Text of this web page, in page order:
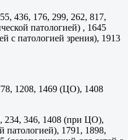
436, 176, 299, 262, 817,
патологией) , 1645
с патологией зрения), 1913
1208, 1469 (ЦО), 1408
346, 1408 (при ЦО),
патологией), 1791, 1898,